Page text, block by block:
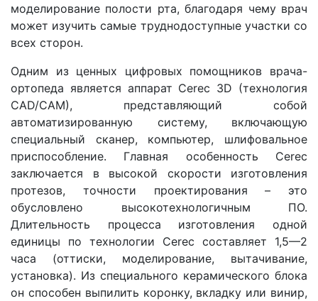
моделирование полости рта, благодаря чему врач
может изучить самые труднодоступные участки со
всех сторон.
Одним из ценных цифровых помощников врача-
ортопеда является аппарат Cerec 3D (технология
CAD/CAM), представляющий собой
автоматизированную систему, включающую
специальный сканер, компьютер, шлифовальное
приспособление. Главная особенность Cerec
заключается в высокой скорости изготовления
протезов, точности проектирования – это
обусловлено высокотехнологичным ПО.
Длительность процесса изготовления одной
единицы по технологии Cerec составляет 1,5—2
часа (оттиски, моделирование, вытачивание,
установка). Из специального керамического блока
он способен выпилить коронку, вкладку или винир,